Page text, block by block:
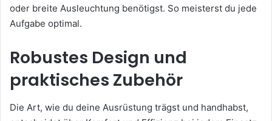
oder breite Ausleuchtung benötigst. So meisterst du jede
Aufgabe optimal.
Robustes Design und
praktisches Zubehör
Die Art, wie du deine Ausrüstung trägst und handhabst,